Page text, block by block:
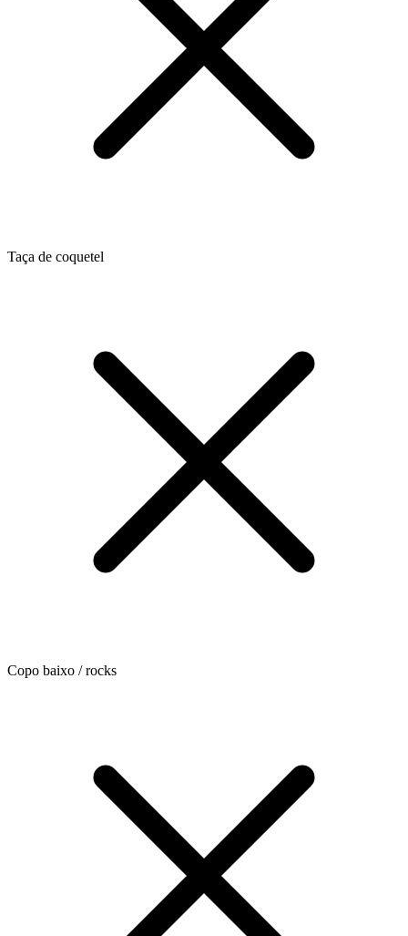
Taça de coquetel
Copo baixo / rocks